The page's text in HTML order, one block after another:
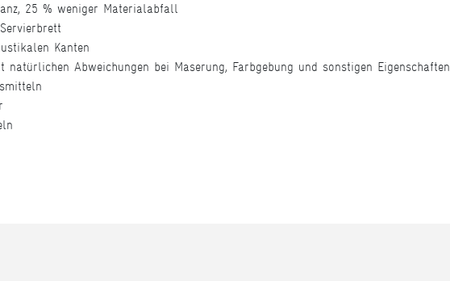
25 % weniger Materialabfall
Kanten
Abweichungen bei Maserung, Farbgebung und sonstigen Eigenschaften